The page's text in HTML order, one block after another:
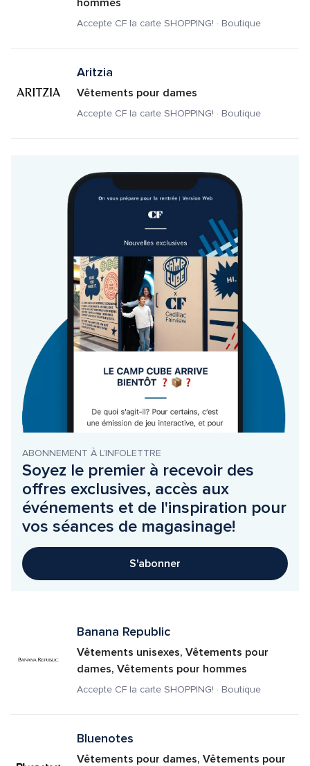
hommes
Accepte CF la carte SHOPPING! · Boutique
Aritzia
Vêtements pour dames
Accepte CF la carte SHOPPING! · Boutique
ABONNEMENT À L’INFOLETTRE
Soyez le premier à recevoir des
offres exclusives, accès aux
événements et de l'inspiration pour
vos séances de magasinage!
S'abonner
Banana Republic
Vêtements unisexes, Vêtements pour
dames, Vêtements pour hommes
Accepte CF la carte SHOPPING! · Boutique
Bluenotes
Vêtements pour dames, Vêtements pour